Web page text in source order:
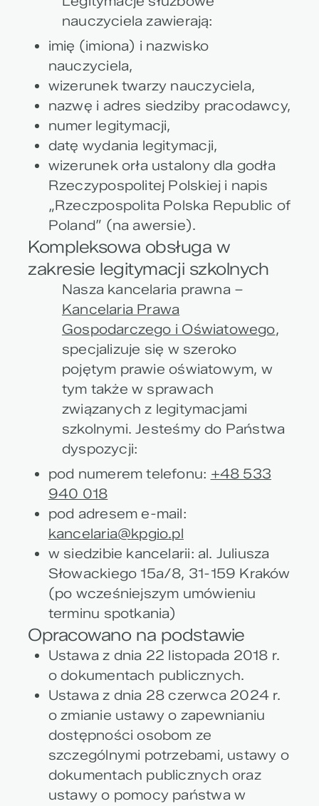
nauczyciela zawierają:
imię (imiona) i nazwisko
nauczyciela,
wizerunek twarzy nauczyciela,
nazwę i adres siedziby pracodawcy,
numer legitymacji,
datę wydania legitymacji,
wizerunek orła ustalony dla godła
Rzeczypospolitej Polskiej i napis
„Rzeczpospolita Polska Republic of
Poland” (na awersie).
Kompleksowa obsługa w
zakresie legitymacji szkolnych
Nasza kancelaria prawna –
Kancelaria Prawa
Gospodarczego i Oświatowego,
specjalizuje się w szeroko
pojętym prawie oświatowym, w
tym także w sprawach
związanych z legitymacjami
szkolnymi. Jesteśmy do Państwa
dyspozycji:
pod numerem telefonu: +48 533
940 018
pod adresem e-mail:
kancelaria@kpgio.pl
w siedzibie kancelarii: al. Juliusza
Słowackiego 15a/8, 31-159 Kraków
(po wcześniejszym umówieniu
terminu spotkania)
Opracowano na podstawie
Ustawa z dnia 22 listopada 2018 r.
o dokumentach publicznych.
Ustawa z dnia 28 czerwca 2024 r.
o zmianie ustawy o zapewnianiu
dostępności osobom ze
szczególnymi potrzebami, ustawy o
dokumentach publicznych oraz
ustawy o pomocy państwa w